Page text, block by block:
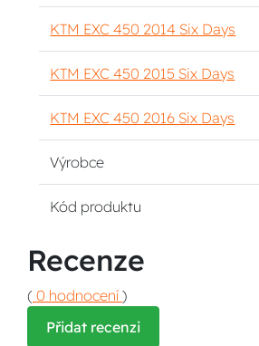
KTM EXC 450 2014 Six Days
KTM EXC 450 2015 Six Days
KTM EXC 450 2016 Six Days
Výrobce
Kód produktu
Recenze
( 0 hodnocení )
Přidat recenzi